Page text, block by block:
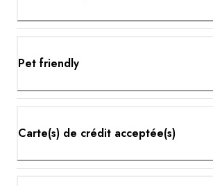
Pet friendly
Carte(s) de crédit acceptée(s)